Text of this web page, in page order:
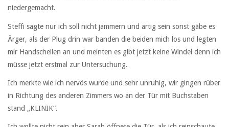
niedergemacht.
Steffi sagte nur ich soll nicht jammern und artig sein sonst gäbe es
Ärger, als der Plug drin war banden die beiden mich los und legten
mir Handschellen an und meinten es gibt jetzt keine Windel denn ich
müsse jetzt erstmal zur Untersuchung.
Ich merkte wie ich nervös wurde und sehr unruhig, wir gingen rüber
in Richtung des anderen Zimmers wo an der Tür mit Buchstaben
stand „KLINIK“.